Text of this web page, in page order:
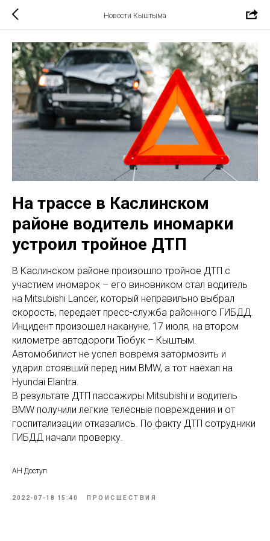
Новости Кыштыма
На трассе в Каслинском
районе водитель иномарки
устроил тройное ДТП
В Каслинском районе произошло тройное ДТП с
участием иномарок – его виновником стал водитель
на Mitsubishi Lancer, который неправильно выбрал
скорость, передает пресс-служба районного ГИБДД.
Инцидент произошел накануне, 17 июля, на втором
километре автодороги Тюбук – Кыштым.
Автомобилист не успел вовремя затормозить и
ударил стоявший перед ним BMW, а тот наехал на
Hyundai Elantra.
В результате ДТП пассажиры Mitsubishi и водитель
BMW получили легкие телесные повреждения и от
госпитализации отказались. По факту ДТП сотрудники
ГИБДД начали проверку.
АН Доступ
2022-07-18 15:40 ПРОИСШЕСТВИЯ